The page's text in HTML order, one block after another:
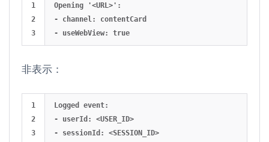
1
2
Opening '<URL>':
- channel: contentCard
非表示：
1
2
3
Logged event:
- userId: <USER_ID>
- sessionId: <SESSION_ID>